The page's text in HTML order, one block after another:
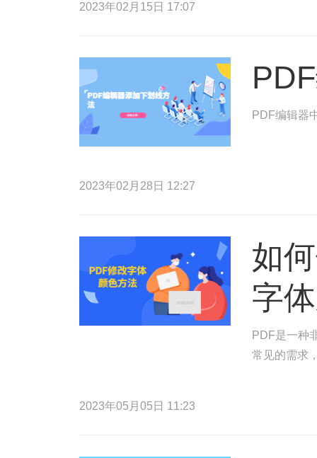
2023年02月15日 17:07
PDF编辑器
2023年02月28日 12:27
如
字
PDF是一种
常见的需求
2023年05月05日 11:23